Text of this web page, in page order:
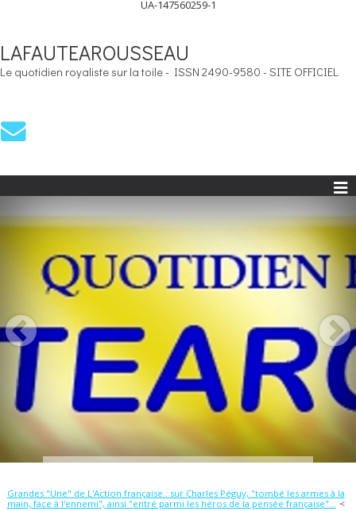
UA-147560259-1
LAFAUTEAROUSSEAU
Le quotidien royaliste sur la toile - ISSN 2490-9580 - SITE OFFICIEL
Grandes "Une" de L'Action française : sur Charles Péguy, "tombé les armes à la
main, face à l'ennemi", ainsi "entré parmi les héros de la pensée française"...